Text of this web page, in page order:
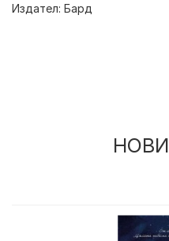
Издател: Бард
НОВИ